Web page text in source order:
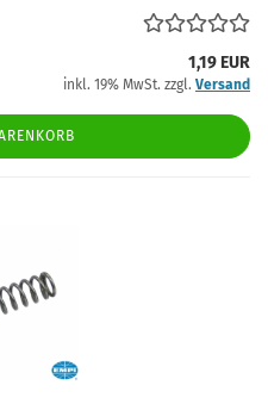
1,19 EUR
inkl. 19% MwSt. zzgl. Versand